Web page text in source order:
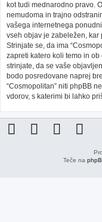
kot tudi mednarodno pravo.
nemudoma in trajno
vašega internetnega
vseh objav je zabeležen,
Strinjate se, da ima
zapreti katero koli temo in
strinjate, da se vaše
bodo posredovane naprej
“Cosmopolitan” niti phpBB
vdorov, s katerimi bi lahko
Teče na